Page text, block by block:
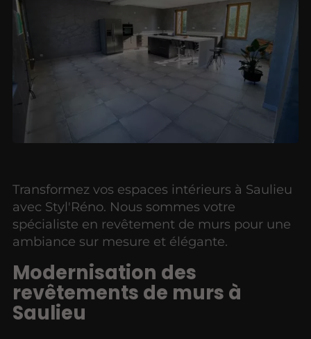
Transformez vos espaces intérieurs à Saulieu
avec Styl'Réno. Nous sommes votre
spécialiste en revêtement de murs pour une
ambiance sur mesure et élégante.
Modernisation des
revêtements de murs à
Saulieu